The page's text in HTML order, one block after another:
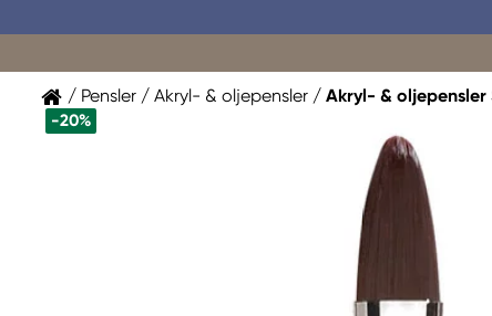
Pensler Akryl- & oljepensler Akryl- & oljepensler
-20%